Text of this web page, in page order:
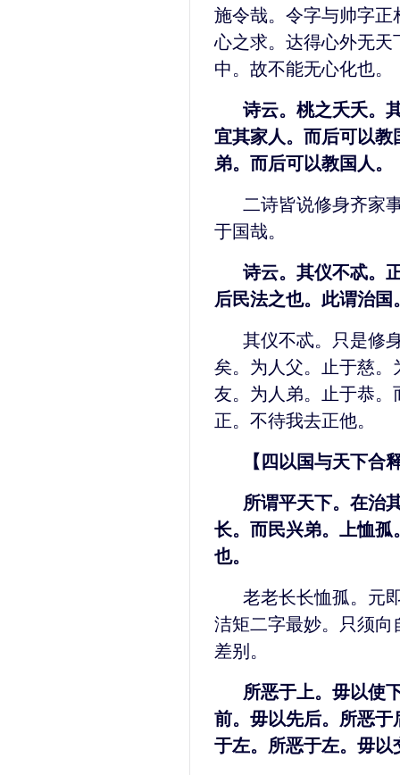
施令哉。令字与帅字
心之求。达得心外无
中。故不能无心化也。
诗云。桃之夭夭。
宜其家人。而后可以
弟。而后可以教国人。
二诗皆说修身齐家
于国哉。
诗云。其仪不忒。
后民法之也。此谓治国
其仪不忒。只是修
矣。为人父。止于慈
友。为人弟。止于恭
正。不待我去正他。
【四以国与天下合
所谓平天下。在治
长。而民兴弟。上恤
也。
老老长长恤孤。元
洁矩二字最妙。只须
差别。
所恶于上。毋以使
前。毋以先后。所恶
于左。所恶于左。毋